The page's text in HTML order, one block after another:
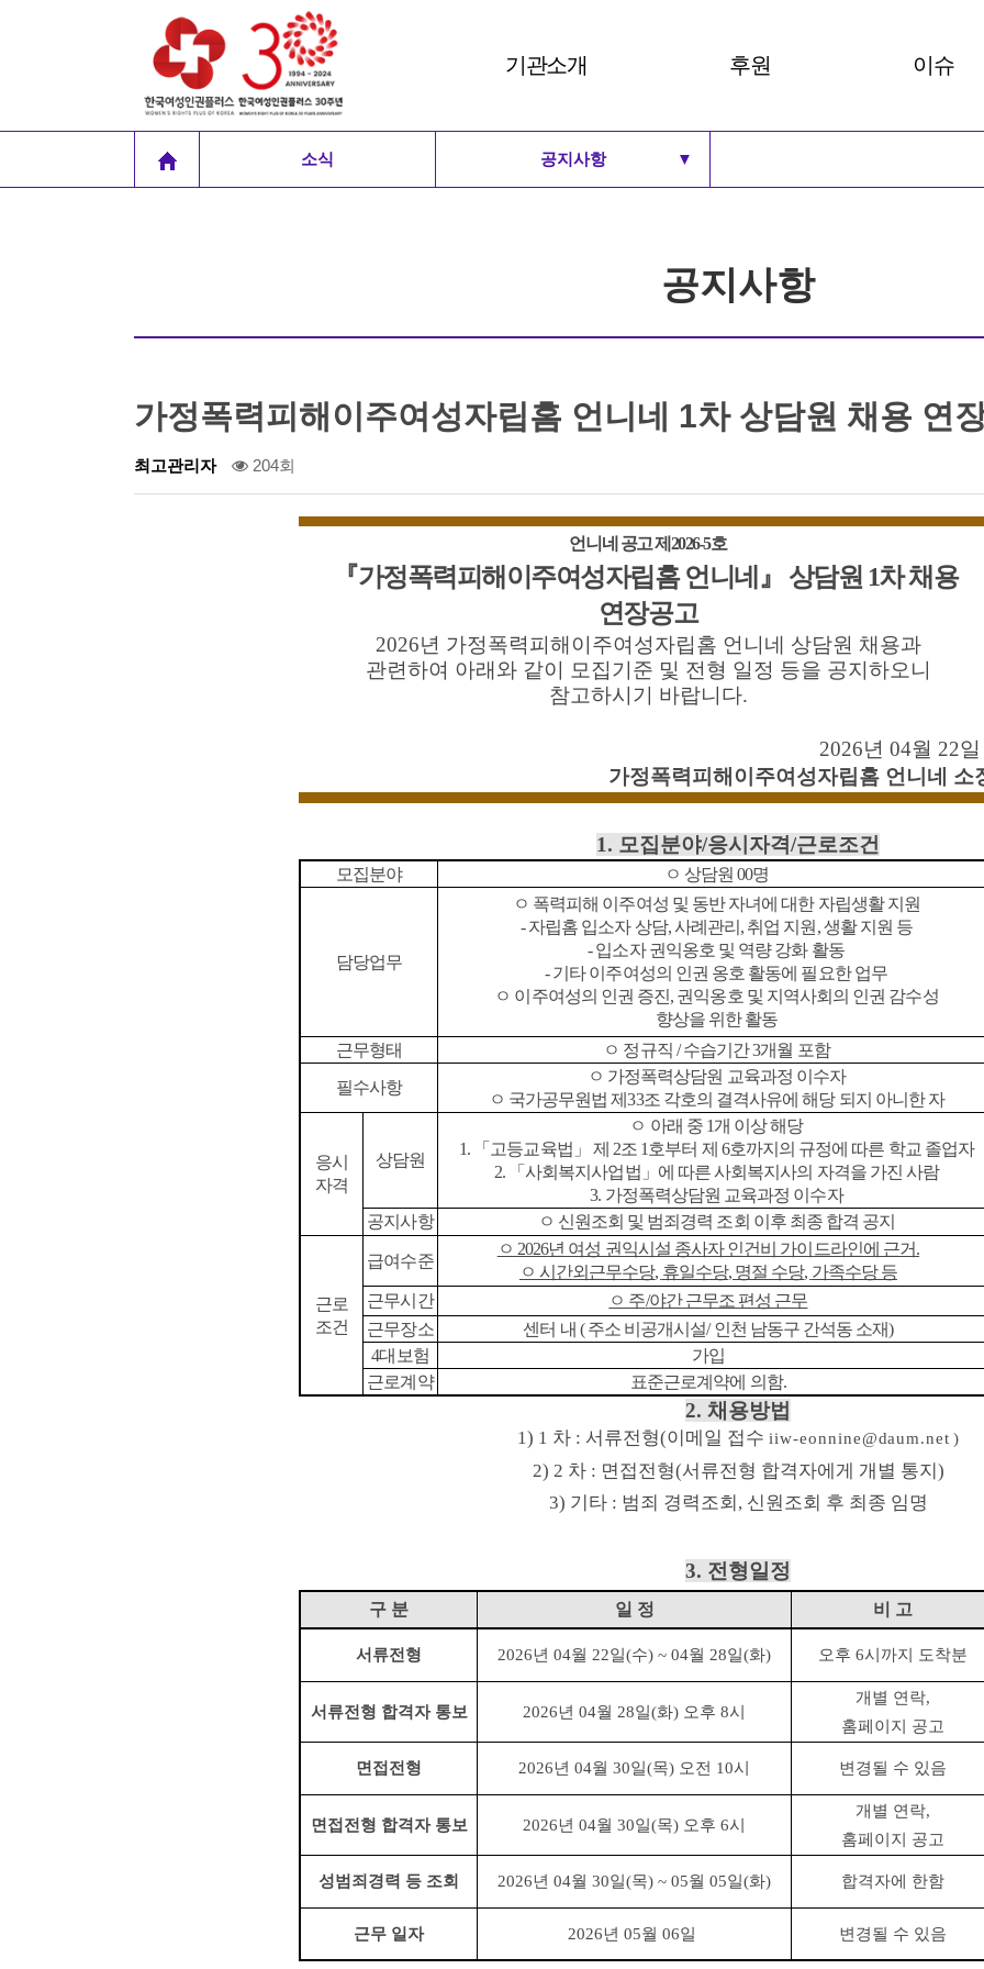
기관소개
비전 및 30주년 BI
후원 이슈
소식 공지사항 ▼
공지사항
가정폭력피해이주여성자립홈 언니네 1차 상담원 채용 연
최고관리자 204회
언니네 공고 제 2026-5호
『가정폭력피해이주여성자립홈 언니네 』 상담원 1차채용
연장공고
2026년 가정폭력피해이주여성자립홈 언니네 상담원 채용과
관련하여 아래와 같이 모집기준 및 전형 일정 등을 공지하오니
참고하시기 바랍니다.
2026년 04월 22일
가정폭력피해이주여성자립홈 언니네 소
1. 모집분야/응시자격/근로조건
모집분야 ㅇ 상담원00명
담당업무
ㅇ 폭력피해 이주여성 및 동반 자녀에 대한 자립생활 지원
-자립홈 입소자 상담,사례관리 , 취업 지원 ,생활 지원 등
-입소자 권익옹호 및 역량 강화 활동
-기타 이주여성의 인권 옹호 활동에 필요한 업무
ㅇ 이주여성의 인권 증진 , 권익옹호 및 지역사회의 인권 감수성
향상을 위한 활동
근무형태
ㅇ 정규직 /수습기간3개월 포함
필수사항
ㅇ 가정폭력상담원 교육과정 이수자
ㅇ 국가공무원법 제33조 각호의 결격사유에 해당 되지 아니한 자
응시
자격
상담원
ㅇ 아래 중 1개 이상 해당
1.
「 고등교육법 」 제 2조 1 호부터 제 6호까지의 규정에 따른 학교 졸업자
2.
「사회복지사업법 」 에 따른 사회복지사의 자격을 가진 사람
3. 가정폭력상담원 교육과정 이수자
공지사항
ㅇ 신원조회 및 범죄경력 조회 이후 최종 합격 공지
근로
조건
급여수준
ㅇ 2026년 여성 권익시설 종사자 인건비 가이드라인에 근거.
ㅇ 시간외근무수당, 휴일수당, 명절 수당, 가족수당 등
근무시간
ㅇ 주/야간 근무조 편성 근무
근무장소
센터 내 (주소 비공개시설/인천 남동구 간석동 소재)
4대보험
가입
근로계약
표준근로계약에 의함.
2. 채용방법
1) 1 차 : 서류전형(이메일 접수iiw-eonnine@daum.net )
2) 2 차 : 면접전형(서류전형 합격자에게 개별 통지)
3) 기타 : 범죄 경력조회 , 신원조회 후 최종 임명
3. 전형일정
구 분 일 정 비 고
서류전형 2026년 04월 22일(수) ~ 04월 28일(화) 오후 6시까지 도착분
서류전형 합격자 통보 2026년 04월 28일(화) 오후 8시
개별 연락,
홈페이지 공고
면접전형 2026년 04월 30일(목) 오전 10시 변경될 수 있음
면접전형 합격자 통보 2026년 04월 30일(목) 오후 6시
개별 연락,
홈페이지 공고
성범죄경력 등 조회 2026년 04월 30일(목) ~ 05월 05일(화) 합격자에 한함
근무 일자 2026년 05월 06일 변경될 수 있음